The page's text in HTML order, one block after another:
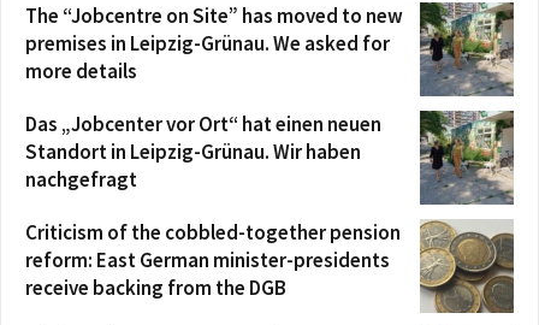
The “Jobcentre on Site” has moved to new
premises in Leipzig-Grünau. We asked for
more details
Das „Jobcenter vor Ort“ hat einen neuen
Standort in Leipzig-Grünau. Wir haben
nachgefragt
Criticism of the cobbled-together pension
reform: East German minister-presidents
receive backing from the DGB